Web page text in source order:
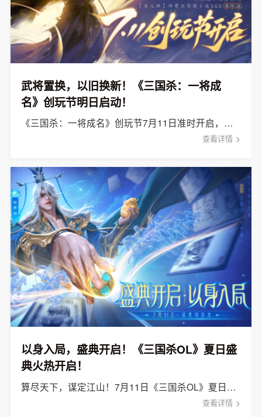
武将置换，以旧换新！《三国杀：一将成
名》创玩节明日启动！
《三国杀：一将成名》创玩节7月11日准时开启，免费领取SSS武将！
查看详情
以身入局，盛典开启！《三国杀OL》夏日盛
典火热开启！
算尽天下，谋定江山！7月11日《三国杀OL》夏日盛典开启！
查看详情